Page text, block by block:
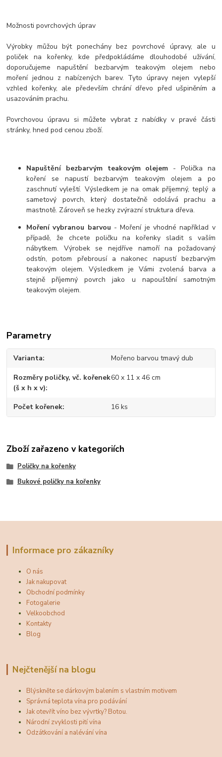
Možnosti povrchových úprav
Výrobky můžou být ponechány bez povrchové úpravy, ale u
poliček na kořenky, kde předpokládáme dlouhodobé užívání,
doporučujeme napuštění bezbarvým teakovým olejem nebo
moření jednou z nabízených barev. Tyto úpravy nejen vylepší
vzhled kořenky, ale především chrání dřevo před ušpiněním a
usazováním prachu.
Povrchovou úpravu si můžete vybrat z nabídky v pravé části
stránky, hned pod cenou zboží.
Napuštění bezbarvým teakovým olejem - Polička na
koření se napustí bezbarvým teakovým olejem a po
zaschnutí vyleští. Výsledkem je na omak příjemný, teplý a
sametový povrch, který dostatečně odolává prachu a
mastnotě. Zároveň se hezky zvýrazní struktura dřeva.
Moření vybranou barvou - Moření je vhodné například v
případě, že chcete poličku na kořenky sladit s vaším
nábytkem. Výrobek se nejdříve namoří na požadovaný
odstín, potom přebrousí a nakonec napustí bezbarvým
teakovým olejem. Výsledkem je Vámi zvolená barva a
stejně příjemný povrch jako u napouštění samotným
teakovým olejem.
Parametry
Varianta Mořeno barvou tmavý dub
Rozměry poličky, vč. kořenek
(š x h x v)
60 x 11 x 46 cm
Počet kořenek 16 ks
Zboží zařazeno v kategoriích
Poličky na kořenky
Bukové poličky na kořenky
Informace pro zákazníky
O nás
Jak nakupovat
Obchodní podmínky
Fotogalerie
Velkoobchod
Kontakty
Blog
Nejčtenější na blogu
Blýskněte se dárkovým balením s vlastním motivem
Správná teplota vína pro podávání
Jak otevřít víno bez vývrtky? Botou.
Národní zvyklosti pití vína
Odzátkování a nalévání vína